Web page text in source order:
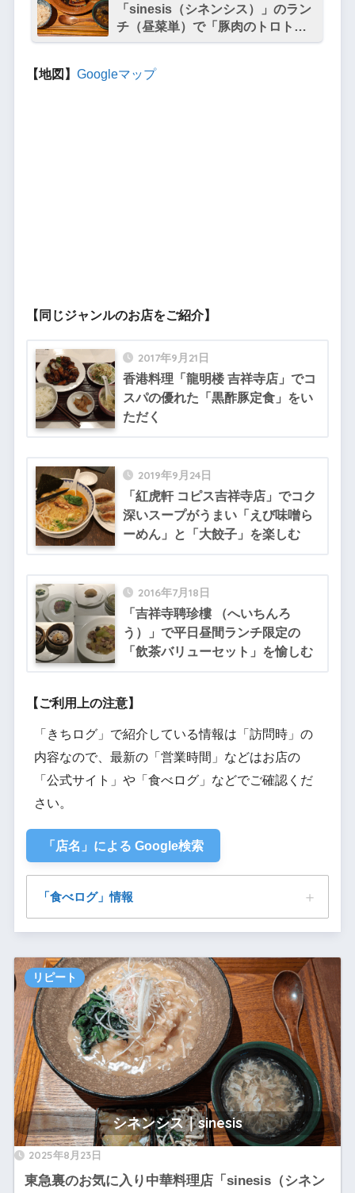
「sinesis（シネンシス）」のラン
チ（昼菜単）で「豚肉のトロトロ
角煮」を堪能
【地図】 Googleマップ
【同じジャンルのお店をご紹介】
2017年9月21日
香港料理「龍明楼 吉祥寺店」でコ
スパの優れた「黒酢豚定食」をい
ただく
2019年9月24日
「紅虎軒 コピス吉祥寺店」でコク
深いスープがうまい「えび味噌ら
ーめん」と「大餃子」を楽しむ
2016年7月18日
「吉祥寺聘珍樓 （へいちんろ
う）」で平日昼間ランチ限定の
「飲茶バリューセット」を愉しむ
【ご利用上の注意】
「きちログ」で紹介している情報は「訪問時」の
内容なので、最新の「営業時間」などはお店の
「公式サイト」や「食べログ」などでご確認くだ
さい。
「店名」による Google検索
「食べログ」情報
2025年8月23日
東急裏のお気に入り中華料理店「sinesis（シネン
シネンシス｜sinesis
リピート